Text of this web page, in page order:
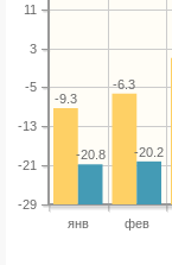
янв фев
-29
-21
-13
-5
3
11
-6.3
-9.3
-20.2
-20.8